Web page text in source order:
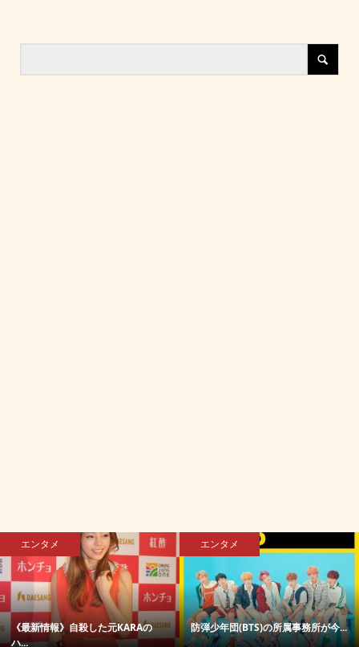
エンタメ
《最新情報》自殺した元KARAの
ハ...
エンタメ
防弾少年団(BTS)の所属事務所が今...